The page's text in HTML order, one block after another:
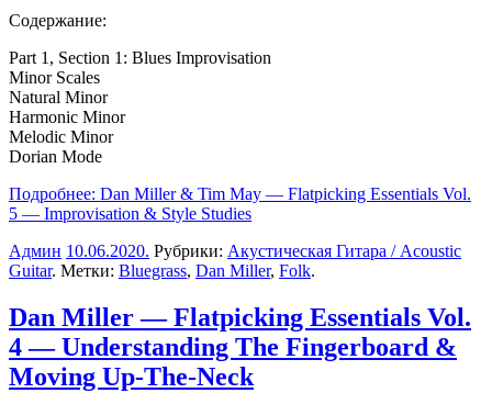
Содержание:
Part 1, Section 1: Blues Improvisation
Minor Scales
Natural Minor
Harmonic Minor
Melodic Minor
Dorian Mode
Подробнее: Dan Miller & Tim May — Flatpicking Essentials Vol.
5 — Improvisation & Style Studies
Админ 10.06.2020. Рубрики: Акустическая Гитара / Acoustic
Guitar. Метки: Bluegrass, Dan Miller, Folk.
Dan Miller — Flatpicking Essentials Vol.
4 — Understanding The Fingerboard &
Moving Up-The-Neck